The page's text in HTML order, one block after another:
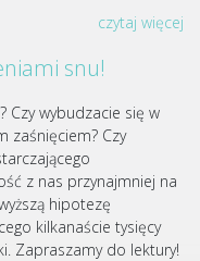
czytaj więcej
snu!
Czy wybudzacie się w
zaśnięciem? Czy
z nas przynajmniej na
hipotezę
kilkanaście tysięcy
Zapraszamy do lektury!